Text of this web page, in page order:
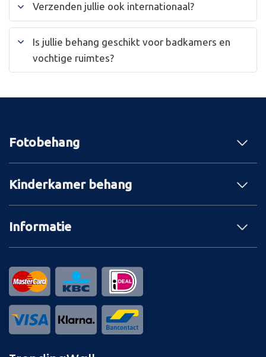
Verzenden jullie ook internationaal?
Is jullie behang geschikt voor badkamers en
vochtige ruimtes?
Fotobehang
Kinderkamer behang
Informatie